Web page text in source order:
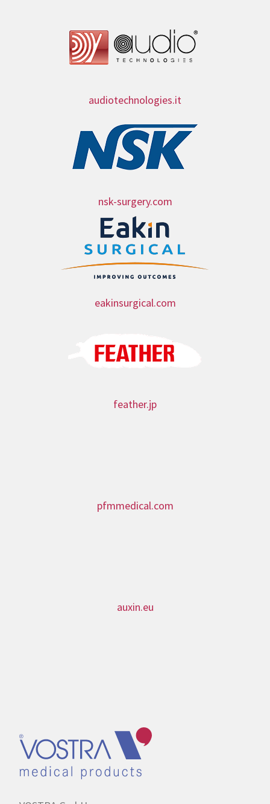
audiotechnologies.it
nsk-surgery.com
eakinsurgical.com
feather.jp
pfmmedical.com
auxin.eu
CALL US
+49 241 96850-0